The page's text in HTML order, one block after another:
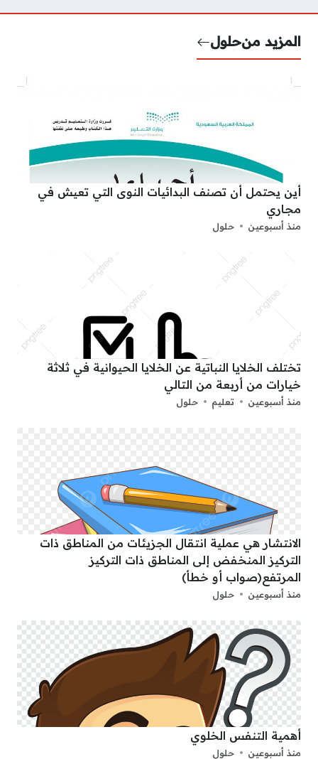
المزيد منحلول
أين يحتمل أن تصنف البدائيات النوى التي تعيش في
مجاري
منذ أسبوعين حلول
تختلف الخلايا النباتية عن الخلايا الحيوانية في ثلاثة
خيارات من أربعة من التالي
منذ أسبوعين تعليم حلول
الانتشار هي عملية انتقال الجزيئات من المناطق ذات
التركيز المنخفض إلى المناطق ذات التركيز
المرتفع(صواب أو خطأ)
منذ أسبوعين حلول
أهمية التنفس الخلوي
منذ أسبوعين حلول